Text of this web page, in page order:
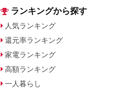
ランキングから探す
人気ランキング
還元率ランキング
家電ランキング
高額ランキング
一人暮らし